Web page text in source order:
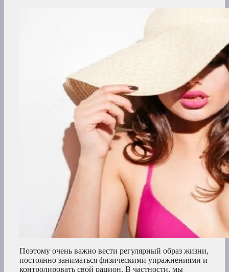
Поэтому очень важно вести регулярный образ жизни,
постоянно заниматься физическими упражнениями и
контролировать свой рацион. В частности, мы